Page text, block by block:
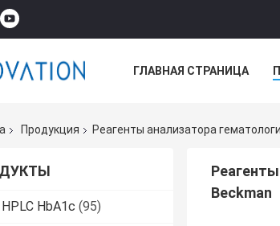
ГЛАВНАЯ СТРАНИЦА
Продукция Реагенты анализатора
HbA1c (95)
Beckman